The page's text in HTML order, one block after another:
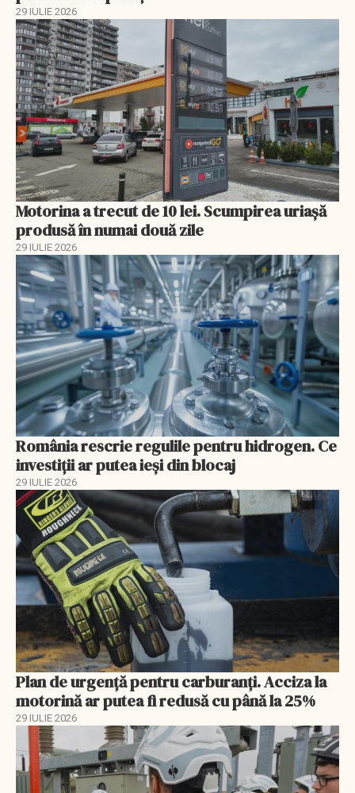
29 IULIE 2026
Motorina a trecut de 10 lei. Scumpirea uriașă
produsă în numai două zile
29 IULIE 2026
România rescrie regulile pentru hidrogen. Ce
investiții ar putea ieși din blocaj
29 IULIE 2026
Plan de urgență pentru carburanți. Acciza la
motorină ar putea fi redusă cu până la 25%
29 IULIE 2026
EXCLUSIV